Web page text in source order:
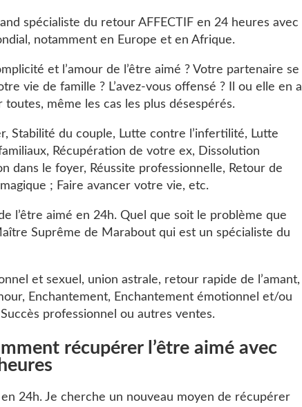
spécialiste du retour AFFECTIF en 24 heures avec
notamment en Europe et en Afrique.
et l’amour de l’être aimé ? Votre partenaire se
vie de famille ? L’avez-vous offensé ? Il ou elle en a
même les cas les plus désespérés.
Stabilité du couple, Lutte contre l’infertilité, Lutte
Récupération de votre ex, Dissolution
dans le foyer, Réussite professionnelle, Retour de
; Faire avancer votre vie, etc.
l’être aimé en 24h. Quel que soit le problème que
Suprême de Marabout qui est un spécialiste du
et sexuel, union astrale, retour rapide de l’amant,
Enchantement, Enchantement émotionnel et/ou
professionnel ou autres ventes.
récupérer l’être aimé avec
24h. Je cherche un nouveau moyen de récupérer